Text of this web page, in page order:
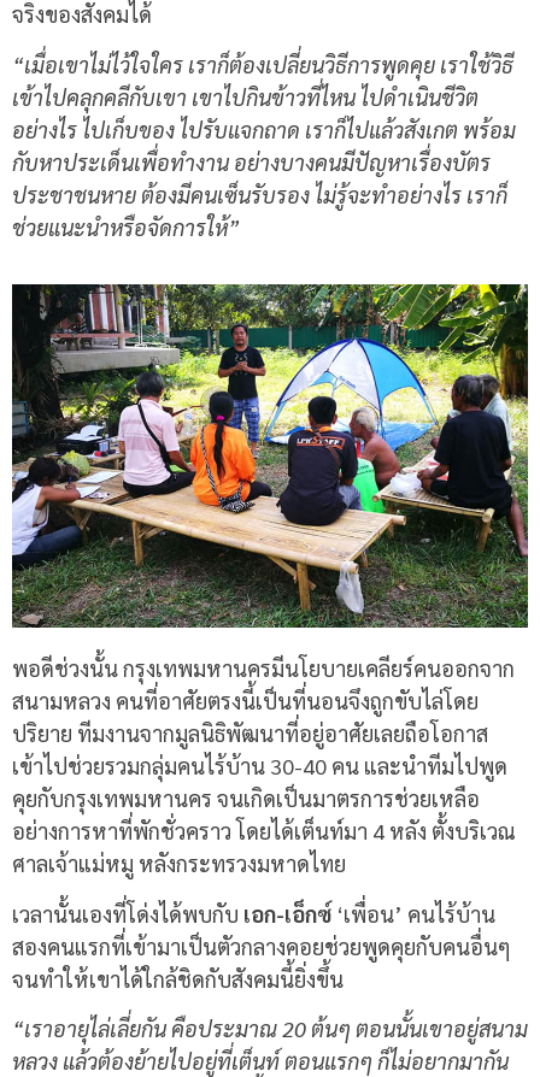
จริงของสังคมได้
“เมื่อเขาไม่ไว้ใจใคร เราก็ต้องเปลี่ยนวิธีการพูดคุย เราใช้วิธี
เข้าไปคลุกคลีกับเขา เขาไปกินข้าวที่ไหน ไปดำเนินชีวิต
อย่างไร ไปเก็บของ ไปรับแจกถาด เราก็ไปแล้วสังเกต พร้อม
กับหาประเด็นเพื่อทำงาน อย่างบางคนมีปัญหาเรื่องบัตร
ประชาชนหาย ต้องมีคนเซ็นรับรอง ไม่รู้จะทำอย่างไร เราก็
ช่วยแนะนำหรือจัดการให้”
พอดีช่วงนั้น กรุงเทพมหานครมีนโยบายเคลียร์คนออกจาก
สนามหลวง คนที่อาศัยตรงนี้เป็นที่นอนจึงถูกขับไล่โดย
ปริยาย ทีมงานจากมูลนิธิพัฒนาที่อยู่อาศัยเลยถือโอกาส
เข้าไปช่วยรวมกลุ่มคนไร้บ้าน 30-40 คน และนำทีมไปพูด
คุยกับกรุงเทพมหานคร จนเกิดเป็นมาตรการช่วยเหลือ
อย่างการหาที่พักชั่วคราว โดยได้เต็นท์มา 4 หลัง ตั้งบริเวณ
ศาลเจ้าแม่หมู หลังกระทรวงมหาดไทย
เวลานั้นเองที่โด่งได้พบกับ เอก-เอ็กซ์ ‘เพื่อน’ คนไร้บ้าน
สองคนแรกที่เข้ามาเป็นตัวกลางคอยช่วยพูดคุยกับคนอื่นๆ
จนทำให้เขาได้ใกล้ชิดกับสังคมนี้ยิ่งขึ้น
“เราอายุไล่เลี่ยกัน คือประมาณ 20 ต้นๆ ตอนนั้นเขาอยู่สนาม
หลวง แล้วต้องย้ายไปอยู่ที่เต็นท์ ตอนแรกๆ ก็ไม่อยากมากัน